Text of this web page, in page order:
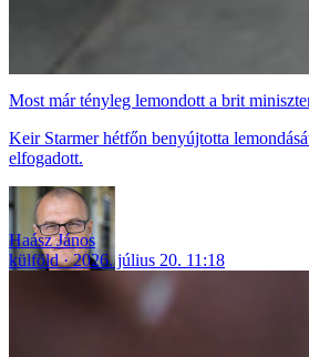
Most már tényleg lemondott a brit
Keir Starmer hétfőn benyújtotta
elfogadott.
Haász János
külföld
2026. július 20. 11:18